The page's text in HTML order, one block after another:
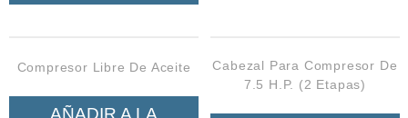
Compresor Libre De Aceite
AÑADIR A LA
Cabezal Para Compresor De
7.5 H.P. (2 Etapas)